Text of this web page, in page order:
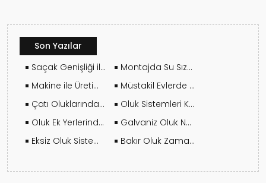
Son Yazılar
Saçak Genişliği ile Sistem Boyutu Arasındaki İlişki
Montajda Su Sızdırmazlık Nasıl Sağlanır?
Makine ile Üretim ve Saha Montajı Nasıl Birlikte Yürür?
Müstakil Evlerde Oluk Sistemi Nasıl Planlanır?
Çatı Oluklarında Doğru İniş Borusu Çapı Nasıl Seçilir?
Oluk Sistemleri Kaç Yılda Bir Bakım Gerektirir?
Oluk Ek Yerlerinden Su Kaçırıyorsa Ne Yapılmalı?
Galvaniz Oluk Nerelerde Tercih Edilmeli?
Eksiz Oluk Sistemleri Kaç Metre Tek Parça Üretilebilir?
Bakır Oluk Zamanla Kararır mı? Patina Süreci Nedir?